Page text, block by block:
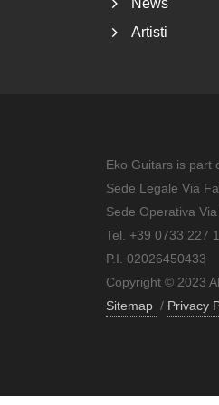
News
Artisti
Eko Guitars is part
Sede Legale Via
Sede Operativa
Tel. +39 0733 227
P.I. 02026450433
Copyright © 2023
Sitemap / Privacy